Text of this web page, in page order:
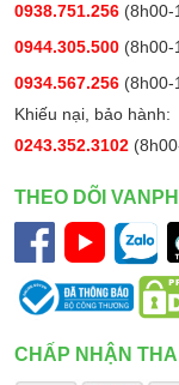
0938.751.256 (8h00-
0944.305.500 (8h00-
0934.567.256 (8h00-
Khiếu nại, bảo hành:
0243.352.3102
THEO DÕI
CHẤP NHẬN